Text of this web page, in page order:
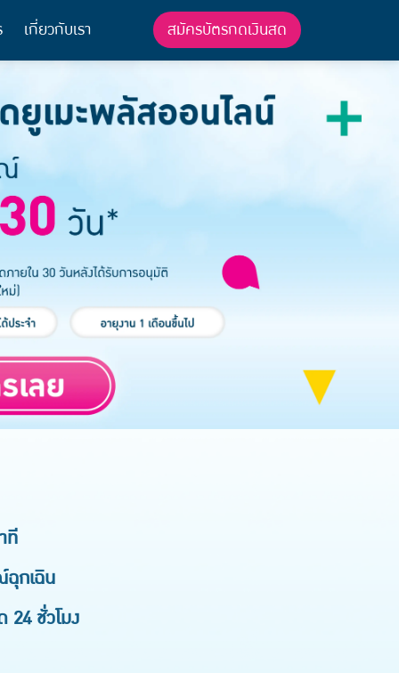
เกี่ยวกับเรา สมัครบัตรกดเงินสด
ที
ฉุกเฉิน
24 ชั่วโมง